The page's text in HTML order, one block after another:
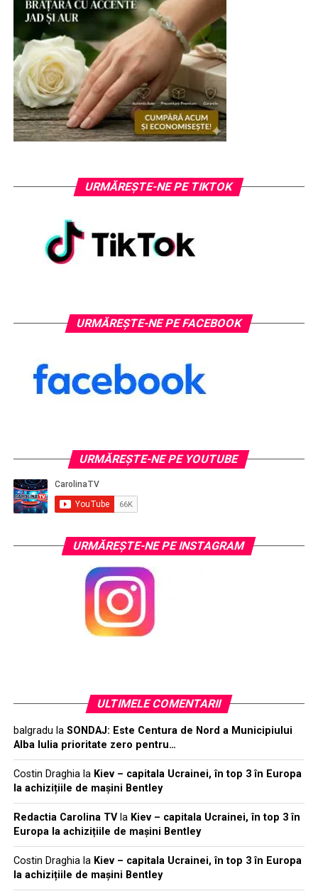
URMĂREȘTE-NE PE TIKTOK
URMĂREȘTE-NE PE FACEBOOK
URMĂREŞTE-NE PE YOUTUBE
URMĂREŞTE-NE PE INSTAGRAM
ULTIMELE COMENTARII
balgradu la SONDAJ: Este Centura de Nord a Municipiului
Alba Iulia prioritate zero pentru…
Costin Draghiala Kiev – capitala Ucrainei, în top 3 în Europa
la achizițiile de mașini Bentley
Redactia Carolina TVla Kiev – capitala Ucrainei, în top 3 în
Europa la achizițiile de mașini Bentley
Costin Draghiala Kiev – capitala Ucrainei, în top 3 în Europa
la achizițiile de mașini Bentley